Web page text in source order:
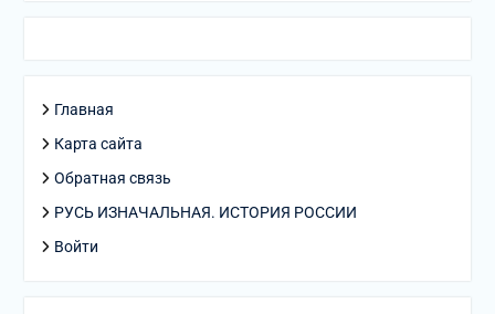
Главная
Карта сайта
Обратная связь
РУСЬ ИЗНАЧАЛЬНАЯ. ИСТОРИЯ РОССИИ
Войти